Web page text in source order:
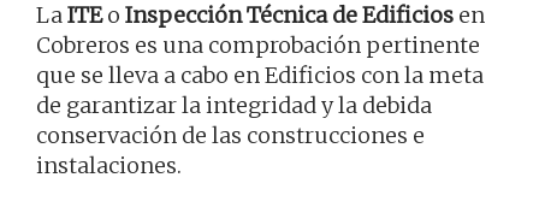
LaITEo Inspección Técnica de Edificios en
Cobreros es una comprobación pertinente
que se lleva a cabo en Edificios con la meta
de garantizar la integridad y la debida
conservación de las construcciones e
instalaciones.